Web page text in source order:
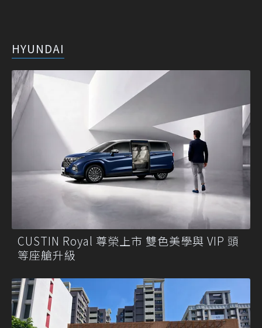
HYUNDAI
CUSTIN Royal 尊榮上市 雙色美學與 VIP 頭
等座艙升級